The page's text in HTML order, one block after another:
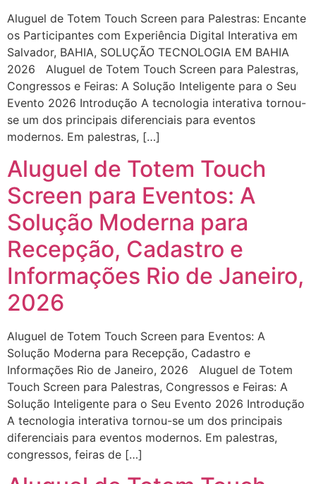
Aluguel de Totem Touch Screen para Palestras: Encante
os Participantes com Experiência Digital Interativa em
Salvador, BAHIA, SOLUÇÃO TECNOLOGIA EM BAHIA
2026 Aluguel de Totem Touch Screen para Palestras,
Congressos e Feiras: A Solução Inteligente para o Seu
Evento 2026 Introdução A tecnologia interativa tornou-
se um dos principais diferenciais para eventos
modernos. Em palestras, […]
Aluguel de Totem Touch
Screen para Eventos: A
Solução Moderna para
Recepção, Cadastro e
Informações Rio de Janeiro,
2026
Aluguel de Totem Touch Screen para Eventos: A
Solução Moderna para Recepção, Cadastro e
Informações Rio de Janeiro, 2026 Aluguel de Totem
Touch Screen para Palestras, Congressos e Feiras: A
Solução Inteligente para o Seu Evento 2026 Introdução
A tecnologia interativa tornou-se um dos principais
diferenciais para eventos modernos. Em palestras,
congressos, feiras de […]